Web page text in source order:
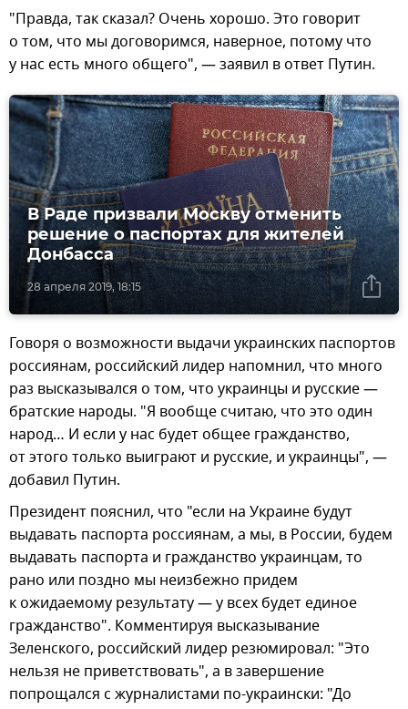
"Правда, так сказал? Очень хорошо. Это говорит
о том, что мы договоримся, наверное, потому что
у нас есть много общего", — заявил в ответ Путин.
28 апреля 2019, 18:15
В Раде призвали Москву отменить
решение о паспортах для жителей
Донбасса
Говоря о возможности выдачи украинских паспортов
россиянам, российский лидер напомнил, что много
раз высказывался о том, что украинцы и русские —
братские народы. "Я вообще считаю, что это один
народ… И если у нас будет общее гражданство,
от этого только выиграют и русские, и украинцы", —
добавил Путин.
Президент пояснил, что "если на Украине будут
выдавать паспорта россиянам, а мы, в России, будем
выдавать паспорта и гражданство украинцам, то
рано или поздно мы неизбежно придем
к ожидаемому результату — у всех будет единое
гражданство". Комментируя высказывание
Зеленского, российский лидер резюмировал: "Это
нельзя не приветствовать", а в завершение
попрощался с журналистами по-украински: "До